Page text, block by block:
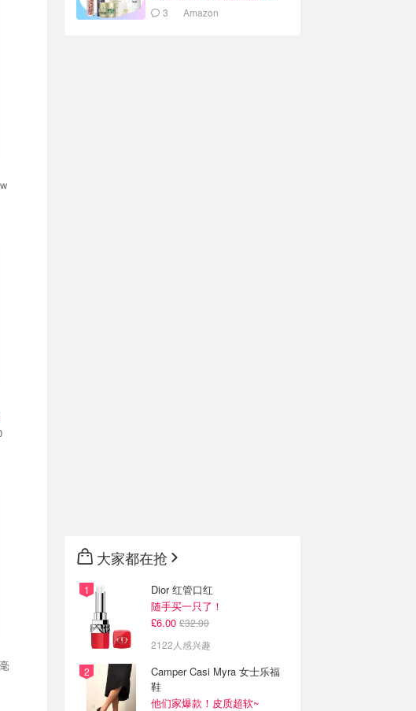
3 Amazon
大家都在抢
Dior 红管口红
随手买一只了！
£6.00 £32.00
2122人感兴趣
Camper Casi Myra 女士乐福
鞋
他们家爆款！皮质超软~